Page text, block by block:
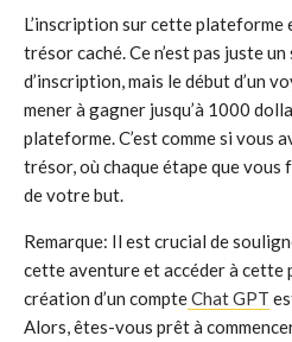
L’inscription sur cette plateforme
trésor caché. Ce n’est pas juste
d’inscription, mais le début d’un
mener à gagner jusqu’à 1000
plateforme. C’est comme si vous
trésor, où chaque étape que vous
de votre but.
Remarque: Il est crucial de
cette aventure et accéder à cette
création d’un compteChat GPT
Alors, êtes-vous prêt à